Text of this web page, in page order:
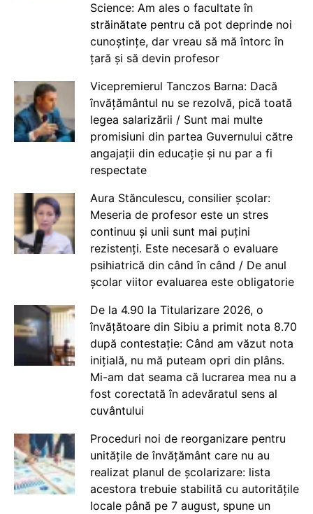
Science: Am ales o facultate în
străinătate pentru că pot deprinde noi
cunoștințe, dar vreau să mă întorc în
țară și să devin profesor
Vicepremierul Tanczos Barna: Dacă
învățământul nu se rezolvă, pică toată
legea salarizării / Sunt mai multe
promisiuni din partea Guvernului către
angajații din educație și nu par a fi
respectate
Aura Stănculescu, consilier școlar:
Meseria de profesor este un stres
continuu și unii sunt mai puțini
rezistenți. Este necesară o evaluare
psihiatrică din când în când / De anul
școlar viitor evaluarea este obligatorie
De la 4.90 la Titularizare 2026, o
învățătoare din Sibiu a primit nota 8.70
după contestație: Când am văzut nota
inițială, nu mă puteam opri din plâns.
Mi-am dat seama că lucrarea mea nu a
fost corectată în adevăratul sens al
cuvântului
Proceduri noi de reorganizare pentru
unitățile de învățământ care nu au
realizat planul de școlarizare: lista
acestora trebuie stabilită cu autoritățile
locale până pe 7 august, spune un